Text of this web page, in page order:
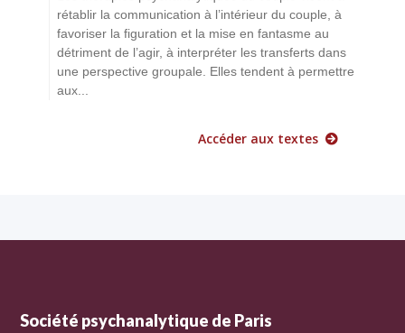
rétablir la communication à l’intérieur du couple, à
favoriser la figuration et la mise en fantasme au
détriment de l’agir, à interpréter les transferts dans
une perspective groupale. Elles tendent à permettre
aux...
Accéder aux textes
Société psychanalytique de Paris